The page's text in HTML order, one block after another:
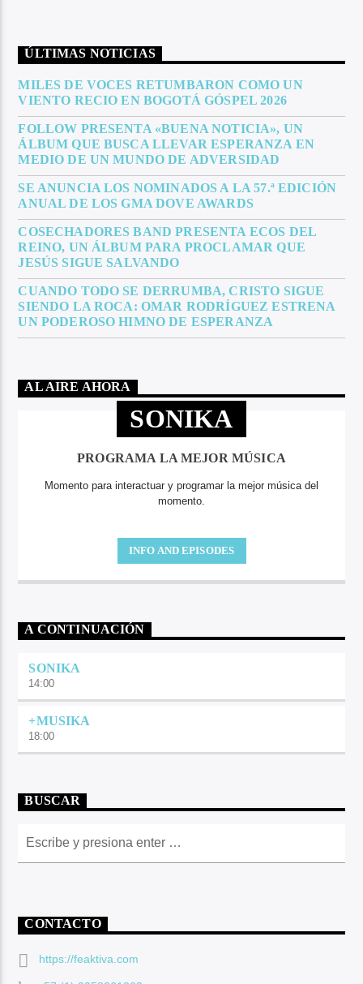
ÚLTIMAS NOTICIAS
MILES DE VOCES RETUMBARON COMO UN
VIENTO RECIO EN BOGOTÁ GÓSPEL 2026
FOLLOW PRESENTA «BUENA NOTICIA», UN
ÁLBUM QUE BUSCA LLEVAR ESPERANZA EN
MEDIO DE UN MUNDO DE ADVERSIDAD
SE ANUNCIA LOS NOMINADOS A LA 57.ª EDICIÓN
ANUAL DE LOS GMA DOVE AWARDS
COSECHADORES BAND PRESENTA ECOS DEL
REINO, UN ÁLBUM PARA PROCLAMAR QUE
JESÚS SIGUE SALVANDO
CUANDO TODO SE DERRUMBA, CRISTO SIGUE
SIENDO LA ROCA: OMAR RODRÍGUEZ ESTRENA
UN PODEROSO HIMNO DE ESPERANZA
AL AIRE AHORA
SONIKA
PROGRAMA LA MEJOR MÚSICA
Momento para interactuar y programar la mejor música del
momento.
INFO AND EPISODES
A CONTINUACIÓN
SONIKA
14:00
+MUSIKA
18:00
BUSCAR
CONTACTO
https://feaktiva.com